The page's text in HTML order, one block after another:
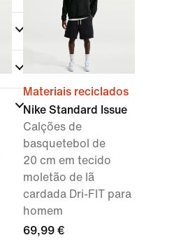
Materiais reciclados
Nike Standard Issue
Calções de
basquetebol de
20 cm em tecido
moletão de lã
cardada Dri-FIT para
homem
69,99 €